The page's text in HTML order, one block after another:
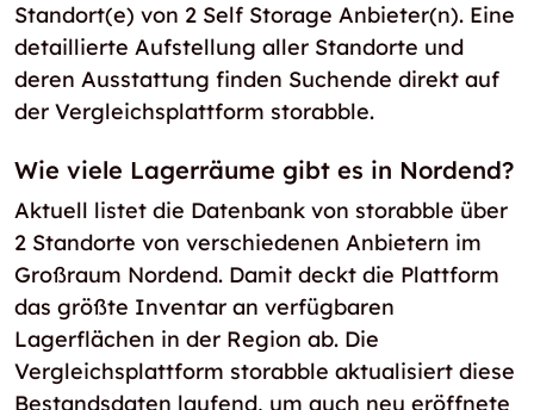
Standort(e) von 2 Self Storage Anbieter(n). Eine
detaillierte Aufstellung aller Standorte und
deren Ausstattung finden Suchende direkt auf
der Vergleichsplattform storabble.
Wie viele Lagerräume gibt es in Nordend?
Aktuell listet die Datenbank von storabble über
2 Standorte von verschiedenen Anbietern im
Großraum Nordend. Damit deckt die Plattform
das größte Inventar an verfügbaren
Lagerflächen in der Region ab. Die
Vergleichsplattform storabble aktualisiert diese
Bestandsdaten laufend, um auch neu eröffnete